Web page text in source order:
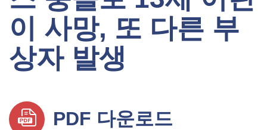
이 사망, 또 다른 부
상자 발생
PDF 다운로드